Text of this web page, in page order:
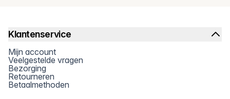
Klantenservice
Mijn account
Veelgestelde vragen
Bezorging
Retourneren
Betaalmethoden